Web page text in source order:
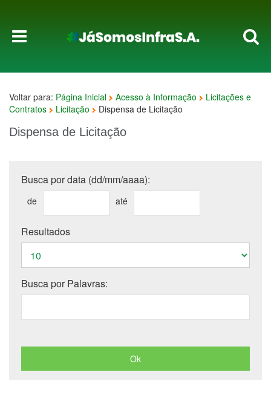
Voltar para: Página Inicial Acesso à Informação
Licitações e
Contratos
Licitação Dispensa de Licitação
Dispensa de Licitação
Busca por data (dd/mm/aaaa):
de até
Resultados
Busca por Palavras: